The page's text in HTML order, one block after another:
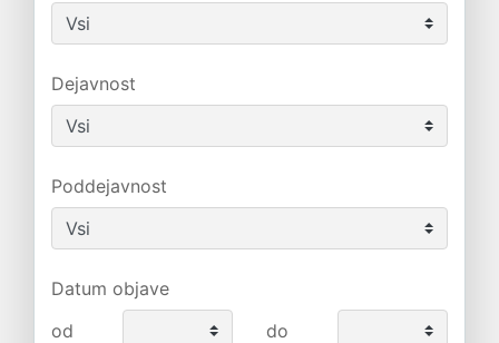
Dejavnost
Poddejavnost
Datum objave
od
do